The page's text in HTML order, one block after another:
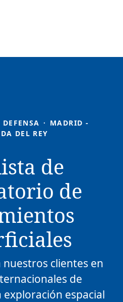
· MADRID -
DEL REY
de
de
clientes en
de
espacial